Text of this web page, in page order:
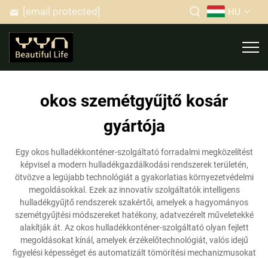
[email protected] HU
okos szemétgyűjtő kosár
gyártója
Egy okos hulladékkonténer-szolgáltató forradalmi megközelítést
képvisel a modern hulladékgazdálkodási rendszerek területén,
ötvözve a legújabb technológiát a gyakorlatias környezetvédelmi
megoldásokkal. Ezek az innovatív szolgáltatók intelligens
hulladékgyűjtő rendszerek szakértői, amelyek a hagyományos
szemétgyűjtési módszereket hatékony, adatvezérelt műveletekké
alakítják át. Az okos hulladékkonténer-szolgáltató olyan fejlett
megoldásokat kínál, amelyek érzékelőtechnológiát, valós idejű
figyelési képességet és automatizált tömörítési mechanizmusokat